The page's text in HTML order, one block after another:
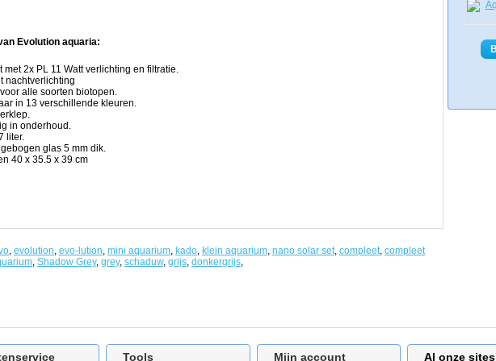
Evolution aquaria:
met 2x PL 11 Watt verlichting en filtratie.
nachtverlichting
alle soorten biotopen.
in 13 verschillende kleuren.
in onderhoud.
liter.
glas 5 mm dik.
40 x 35.5 x 39 cm
, evolution, evo-lution, mini aquarium, kado, klein aquarium, nano solar set, compleet, compleet
, Shadow Grey, grey, schaduw, grijs, donkergrijs,
Tools Mijn account Al onze sites